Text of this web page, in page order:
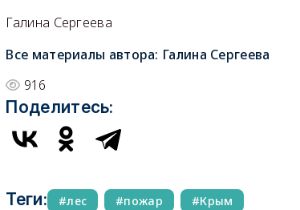
Галина Сергеева
Все материалы автора: Галина Сергеева
916
Поделитесь:
Теги: лес пожар Крым